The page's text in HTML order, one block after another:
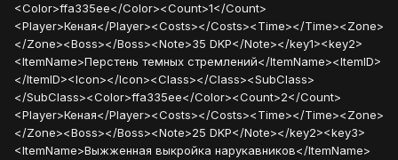
<Color>ffa335ee</Color><Count>1</Count>
<Player>Кеная</Player><Costs></Costs><Time></Time><Zone>
</Zone><Boss></Boss><Note>35 DKP</Note></key1><key2>
<ItemName>Перстень темных стремлений</ItemName><ItemID>
</ItemID><Icon></Icon><Class></Class><SubClass>
</SubClass><Color>ffa335ee</Color><Count>2</Count>
<Player>Кеная</Player><Costs></Costs><Time></Time><Zone>
</Zone><Boss></Boss><Note>25 DKP</Note></key2><key3>
<ItemName>Выжженная выкройка нарукавников</ItemName>